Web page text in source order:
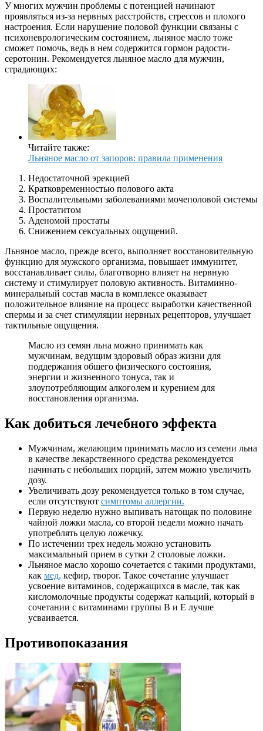
У многих мужчин проблемы с потенцией начинают
проявляться из-за нервных расстройств, стрессов и плохого
настроения. Если нарушение половой функции связаны с
психоневрологическим состоянием, льняное масло тоже
сможет помочь, ведь в нем содержится гормон радости-
серотонин. Рекомендуется льняное масло для мужчин,
страдающих:
Читайте также:
Льняное масло от запоров: правила применения
Недостаточной эрекцией
Кратковременностью полового акта
Воспалительными заболеваниями мочеполовой системы
Простатитом
Аденомой простаты
Снижением сексуальных ощущений.
Льняное масло, прежде всего, выполняет восстановительную
функцию для мужского организма, повышает иммунитет,
восстанавливает силы, благотворно влияет на нервную
систему и стимулирует половую активность. Витаминно-
минеральный состав масла в комплексе оказывает
положительное влияние на процесс выработки качественной
спермы и за счет стимуляции нервных рецепторов, улучшает
тактильные ощущения.
Масло из семян льна можно принимать как
мужчинам, ведущим здоровый образ жизни для
поддержания общего физического состояния,
энергии и жизненного тонуса, так и
злоупотребляющим алкоголем и курением для
восстановления организма.
Как добиться лечебного эффекта
Мужчинам, желающим принимать масло из семени льна
в качестве лекарственного средства рекомендуется
начинать с небольших порций, затем можно увеличить
дозу.
Увеличивать дозу рекомендуется только в том случае,
если отсутствуют симптомы аллергии.
Первую неделю нужно выпивать натощак по половине
чайной ложки масла, со второй недели можно начать
употреблять целую ложечку.
По истечении трех недель можно установить
максимальный прием в сутки 2 столовые ложки.
Льняное масло хорошо сочетается с такими продуктами,
как мед, кефир, творог. Такое сочетание улучшает
усвоение витаминов, содержащихся в масле, так как
кисломолочные продукты содержат кальций, который в
сочетании с витаминами группы В и Е лучше
усваивается.
Противопоказания